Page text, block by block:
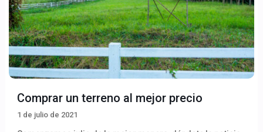
Comprar un terreno al mejor precio
1 de julio de 2021